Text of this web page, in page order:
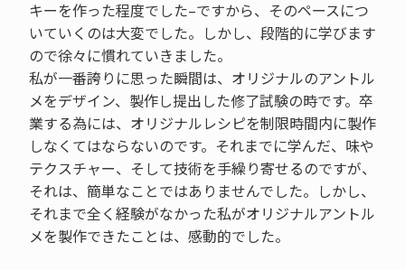
キーを作った程度でした–ですから、そのペースにつ
いていくのは大変でした。しかし、段階的に学びます
ので徐々に慣れていきました。
私が一番誇りに思った瞬間は、オリジナルのアントル
メをデザイン、製作し提出した修了試験の時です。卒
業する為には、オリジナルレシピを制限時間内に製作
しなくてはならないのです。それまでに学んだ、味や
テクスチャー、そして技術を手繰り寄せるのですが、
それは、簡単なことではありませんでした。しかし、
それまで全く経験がなかった私がオリジナルアントル
メを製作できたことは、感動的でした。